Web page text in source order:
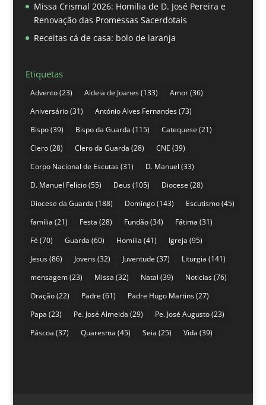
Missa Crismal 2026: Homilia de D. José Pereira e
Renovação das Promessas Sacerdotais
Receitas cá de casa: bolo de laranja
Etiquetas
Advento(23) Aldeia de Joanes(133) Amor(36)
Aniversário(31) António Alves Fernandes(73)
Bispo(39) Bispo da Guarda (115) Catequese (21)
Clero(28) Clero da Guarda (28) CNE (39)
Corpo Nacional de Escutas(31) D. Manuel (33)
D. Manuel Felício(55) Deus(105) Diocese (28)
Diocese da Guarda (188) Domingo(143) Escutismo(45)
família (21) Festa (28) Fundão(34) Fátima (31)
Fé (70) Guarda (60) Homilia (41) Igreja (95)
Jesus(86) Jovens(32) Juventude (37) Liturgia (141)
mensagem(23) Missa (32) Natal (39) Noticias(76)
Oração(22) Padre (61) Padre Hugo Martins(27)
Papa (23) Pe. José Almeida (29) Pe. José Augusto(23)
Páscoa (37) Quaresma (45) Seia (25) Vida (39)